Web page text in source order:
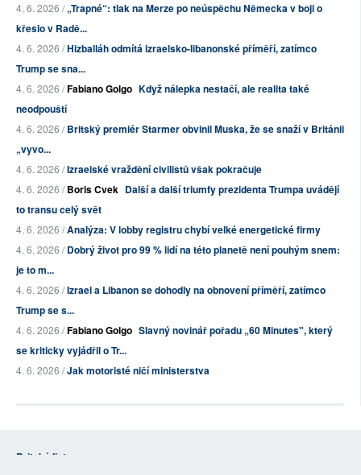
4. 6. 2026 /„Trapné“: tlak na Merze po neúspěchu Německa v boji o
křeslo v Radě...
4. 6. 2026 /Hizballáh odmítá izraelsko-libanonské příměří, zatímco
Trump se sna...
4. 6. 2026 /Fabiano Golgo Když nálepka nestačí, ale realita také
neodpouští
4. 6. 2026 /Britský premiér Starmer obvinil Muska, že se snaží v Británii
„vyvo...
4. 6. 2026 /Izraelské vraždění civilistů však pokračuje
4. 6. 2026 /Boris Cvek Další a další triumfy prezidenta Trumpa uvádějí
to transu celý svět
4. 6. 2026 /Analýza: V lobby registru chybí velké energetické firmy
4. 6. 2026 /Dobrý život pro 99 % lidí na této planetě není pouhým snem:
je to m...
4. 6. 2026 /Izrael a Libanon se dohodly na obnovení příměří, zatímco
Trump se s...
4. 6. 2026 /Fabiano Golgo Slavný novinář pořadu „60 Minutes", který
se kriticky vyjádřil o Tr...
4. 6. 2026 /Jak motoristé ničí ministerstva
Britské listy